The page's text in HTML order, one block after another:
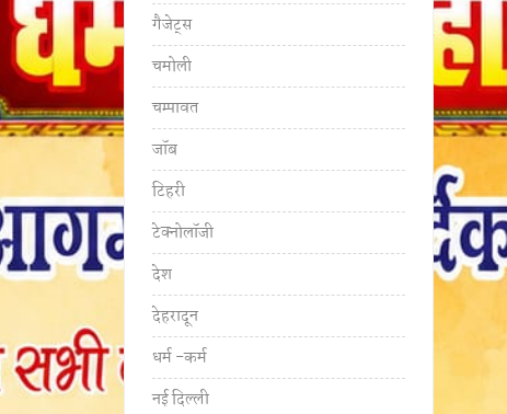
गैजेट्स
चमोली
चम्पावत
जॉब
टिहरी
टेक्नोलॉजी
देश
देहरादून
धर्म -कर्म
नई दिल्ली